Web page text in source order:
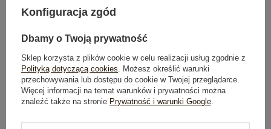
100 dni na zwrot
OPIS PRODUKTU
GŁÓWNE PARAMETRY
OPINIE O PRODUKCIE (3)
Konfiguracja zgód
Dbamy o Twoją prywatność
Sklep korzysta z plików cookie w celu realizacji usług zgodnie z
Polityką dotyczącą cookies . Możesz określić warunki
przechowywania lub dostępu do cookie w Twojej przeglądarce.
Więcej informacji na temat warunków i prywatności można
znaleźć także na stronie Prywatność i warunki Google